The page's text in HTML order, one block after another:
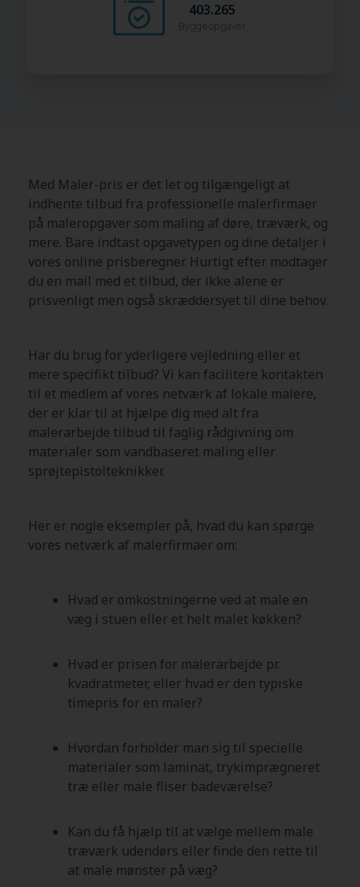
403.265
Byggeopgaver
Med Maler-pris er det let og tilgængeligt at
indhente tilbud fra professionelle malerfirmaer
på maleropgaver som maling af døre, træværk, og
mere. Bare indtast opgavetypen og dine detaljer i
vores online prisberegner. Hurtigt efter modtager
du en mail med et tilbud, der ikke alene er
prisvenligt men også skræddersyet til dine behov.
Har du brug for yderligere vejledning eller et
mere specifikt tilbud? Vi kan facilitere kontakten
til et medlem af vores netværk af lokale malere,
der er klar til at hjælpe dig med alt fra
malerarbejde tilbud til faglig rådgivning om
materialer som vandbaseret maling eller
sprøjtepistolteknikker.
Her er nogle eksempler på, hvad du kan spørge
vores netværk af malerfirmaer om:
Hvad er omkostningerne ved at male en
væg i stuen eller et helt malet køkken?
Hvad er prisen for malerarbejde pr.
kvadratmeter, eller hvad er den typiske
timepris for en maler?
Hvordan forholder man sig til specielle
materialer som laminat, trykimprægneret
træ eller male fliser badeværelse?
Kan du få hjælp til at vælge mellem male
træværk udendørs eller finde den rette til
at male mønster på væg?